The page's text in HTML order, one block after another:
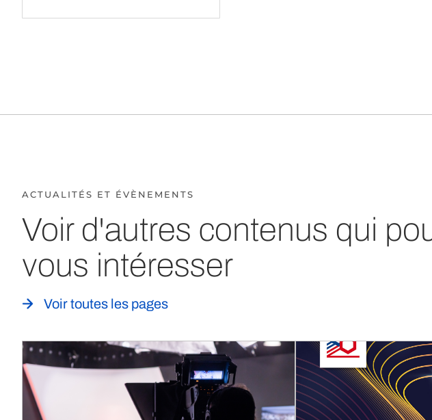
ACTUALITÉS ET ÉVÈNEMENTS
Voir d'autres contenus qui
vous intéresser
Voir toutes les pages